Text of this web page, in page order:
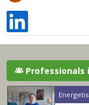
Professionals